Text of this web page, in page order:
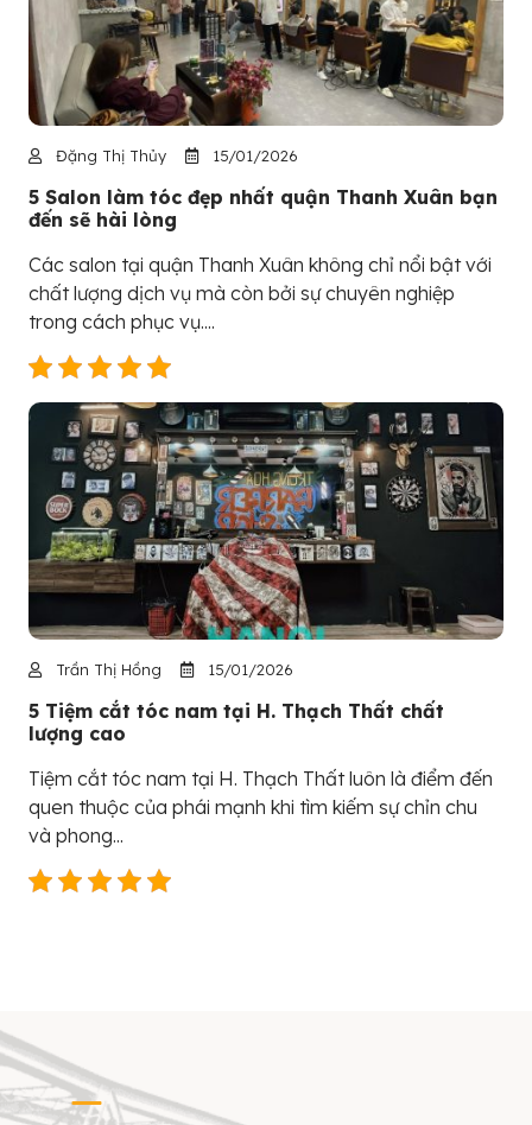
Đặng Thị Thủy 15/01/2026
5 Salon làm tóc đẹp nhất quận Thanh Xuân bạn
đến sẽ hài lòng
Các salon tại quận Thanh Xuân không chỉ nổi bật với
chất lượng dịch vụ mà còn bởi sự chuyên nghiệp
trong cách phục vụ....
Trần Thị Hồng 15/01/2026
5 Tiệm cắt tóc nam tại H. Thạch Thất chất
lượng cao
Tiệm cắt tóc nam tại H. Thạch Thất luôn là điểm đến
quen thuộc của phái mạnh khi tìm kiếm sự chỉn chu
và phong...